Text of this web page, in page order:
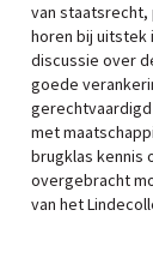
van staatsrecht,
horen bij uitstek
discussie over
goede
met
brugklas kennis
overgebracht
van het